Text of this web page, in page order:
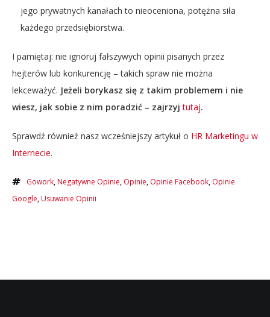
jego prywatnych kanałach to nieoceniona, potężna siła
każdego przedsiębiorstwa.
I pamiętaj: nie ignoruj fałszywych opinii pisanych przez
hejterów lub konkurencję – takich spraw nie można
lekceważyć. Jeżeli borykasz się z takim problemem i nie
wiesz, jak sobie z nim poradzić – zajrzyjtutaj.
Sprawdź również nasz wcześniejszy artykuł o HR Marketingu w
Internecie.
Gowork,Negatywne Opinie, Opinie, Opinie Facebook, Opinie
Google,Usuwanie Opinii